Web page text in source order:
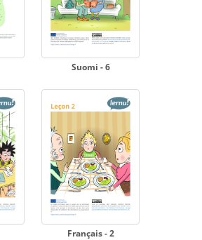
Suomi - 6
Français - 2